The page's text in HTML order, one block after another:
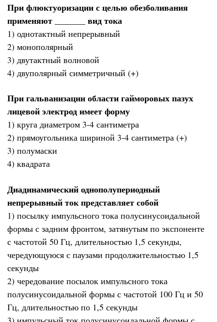
При флюктуоризации с целью обезболивания
применяют _______ вид тока
1) однотактный непрерывный
2) монополярный
3) двутактный волновой
4) двуполярный симметричный (+)
При гальванизации области гайморовых пазух
лицевой электрод имеет форму
1) круга диаметром 3-4 сантиметра
2) прямоугольника шириной 3-4 сантиметра (+)
3) полумаски
4) квадрата
Диадинамический однополупериодный
непрерывный ток представляет собой
1) посылку импульсного тока полусинусоидальной
формы с задним фронтом, затянутым по экспоненте
с частотой 50 Гц, длительностью 1,5 секунды,
чередующуюся с паузами продолжительностью 1,5
секунды
2) чередование посылок импульсного тока
полусинусоидальной формы с частотой 100 Гц и 50
Гц, длительностью по 1,5 секунды